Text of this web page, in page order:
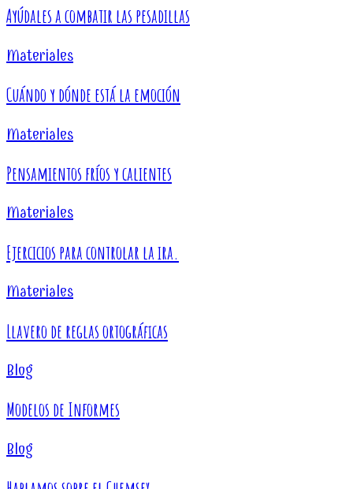
Ayúdales a combatir las pesadillas
Materiales
Cuándo y dónde está la emoción
Materiales
Pensamientos fríos y calientes
Materiales
Ejercicios para controlar la ira.
Materiales
Llavero de reglas ortográficas
Blog
Modelos de Informes
Blog